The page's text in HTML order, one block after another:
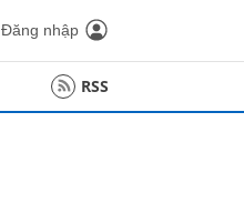
Đăng nhập
RSS